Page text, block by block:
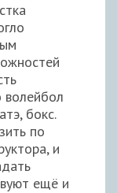
волейбол
бокс.
по
и
ещё и